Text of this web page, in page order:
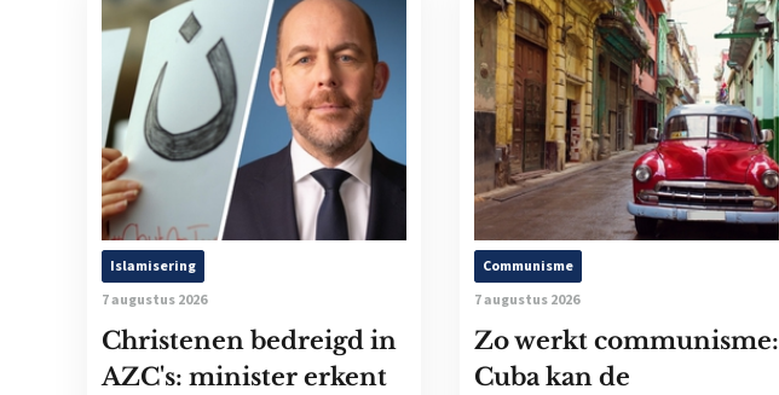
Islamisering
7 augustus 2026
Christenen bedreigd in
AZC's: minister erkent
Communisme
7 augustus 2026
Zo werkt communisme:
Cuba kan de